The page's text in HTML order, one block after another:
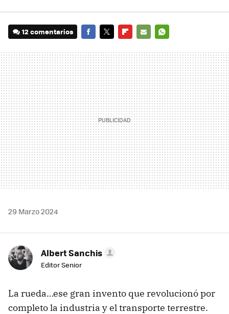
12 comentarios
MAIL
29 Marzo 2024
Albert Sanchis
Editor Senior
La rueda…ese gran invento que revolucionó por
completo la industria y el transporte terrestre.